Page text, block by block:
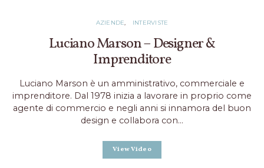
AZIENDE INTERVISTE
Luciano Marson – Designer &
Imprenditore
Luciano Marson è un amministrativo, commerciale e
imprenditore. Dal 1978 inizia a lavorare in proprio come
agente di commercio e negli anni si innamora del buon
design e collabora con…
View Video